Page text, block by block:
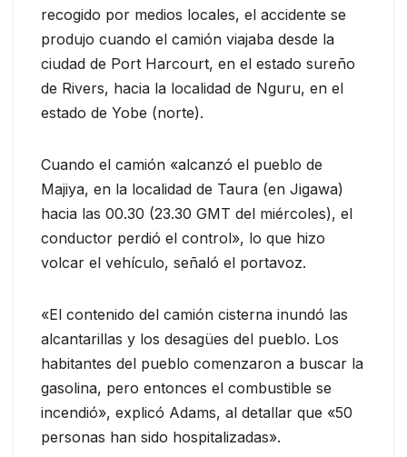
recogido por medios locales, el accidente se
produjo cuando el camión viajaba desde la
ciudad de Port Harcourt, en el estado sureño
de Rivers, hacia la localidad de Nguru, en el
estado de Yobe (norte).
Cuando el camión «alcanzó el pueblo de
Majiya, en la localidad de Taura (en Jigawa)
hacia las 00.30 (23.30 GMT del miércoles), el
conductor perdió el control», lo que hizo
volcar el vehículo, señaló el portavoz.
«El contenido del camión cisterna inundó las
alcantarillas y los desagües del pueblo. Los
habitantes del pueblo comenzaron a buscar la
gasolina, pero entonces el combustible se
incendió», explicó Adams, al detallar que «50
personas han sido hospitalizadas».